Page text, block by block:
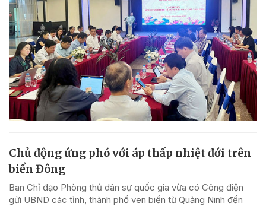
Chủ động ứng phó với áp thấp nhiệt đới trên
biển Đông
Ban Chỉ đạo Phòng thủ dân sự quốc gia vừa có Công điện
gửi UBND các tỉnh, thành phố ven biển từ Quảng Ninh đến